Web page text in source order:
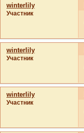
winterlily
Участник
winterlily
Участник
winterlily
Участник